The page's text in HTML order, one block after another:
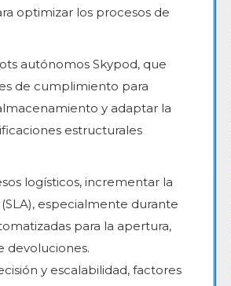
optimizar los procesos de
autónomos Skypod, que
de cumplimiento para
y adaptar la
estructurales
logísticos, incrementar la
especialmente durante
para la apertura,
devoluciones.
y escalabilidad, factores